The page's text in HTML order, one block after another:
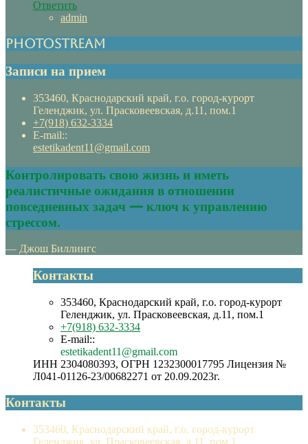
Ответить
admin
Photostream
Записи на прием
353460, Краснодарский край, г.о. город-курорт
Геленджик, ул. Прасковеевская, д.11, пом.1
+7(918) 632-3334
E-mail::
estetikadent11@gmail.com
Контролировать свою жизнь и иметь
реалистичные ожидания в отношении
повседневных задач — ключ к управлению
стрессом.
— Джош Биллингс
Контакты
353460, Краснодарский край, г.о. город-курорт
Геленджик, ул. Прасковеевская, д.11, пом.1
+7(918) 632-3334
E-mail::
estetikadent11@gmail.com
ИНН 2304080393, ОГРН 1232300017795 Лицензия №
Л041-01126-23/00682271 от 20.09.2023г.
Контакты
353460, Краснодарский край, г.о. город-курорт